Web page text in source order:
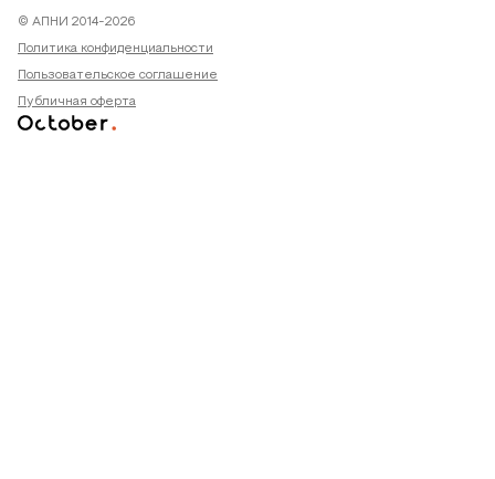
© АПНИ 2014-2026
Политика конфиденциальности
Пользовательское соглашение
Публичная оферта